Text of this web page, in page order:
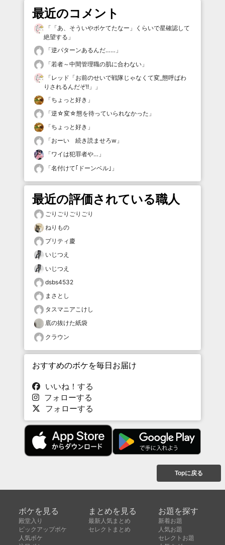
最近のコメント
「 「あ、そういやボケてたなー」くらいで星確認して
絶望する 」
「逆パターンあるんだ…… 」
「若者～中間管理職の肌に合わない 」
「レッド「お前のせいで戦隊じゃなくて変_態呼ばわ
りされるんだぞ!!」
」
「ちょっと好き 」
「逆☆変☆態を待っていられなかった 」
「ちょっと好き 」
「おーい 続き読ませろw 」
「ワイは犯罪者や… 」
「名付けて｢ドーンベル｣ 」
最近の評価されている職人
ごりごりごりごり
ねりもの
プリティ慶
いじつえ
いじつえ
dsbs4532
まさとし
タスマニアこけし
底の抜けた紙袋
クラウン
おすすめのボケを毎日お届け
いいね！する
フォローする
フォローする
Topに戻る
ボケを見る
殿堂入り
ピックアップボケ
人気ボケ
まとめを見る
最新人気まとめ
セレクトまとめ
お題を探す
新着お題
人気お題
セレクトお題